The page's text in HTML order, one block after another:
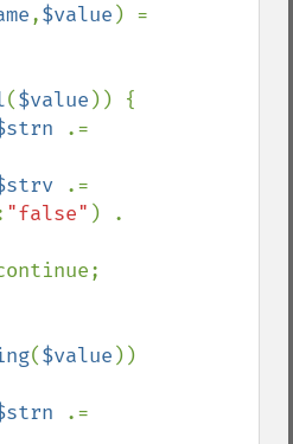
,$value
($value )) {
.=
"false"
($value ))